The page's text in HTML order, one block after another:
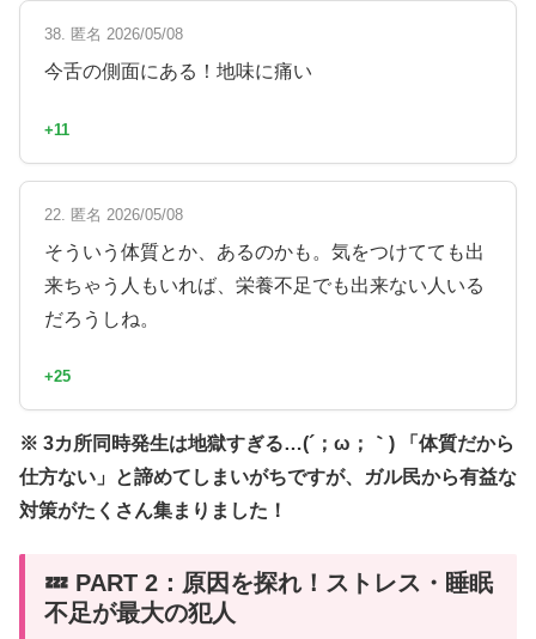
38. 匿名 2026/05/08
今舌の側面にある！地味に痛い
+11
22. 匿名 2026/05/08
そういう体質とか、あるのかも。気をつけてても出
来ちゃう人もいれば、栄養不足でも出来ない人いる
だろうしね。
+25
※ 3カ所同時発生は地獄すぎる…(´；ω；｀) 「体質だから
仕方ない」と諦めてしまいがちですが、ガル民から有益な
対策がたくさん集まりました！
💤 PART 2：原因を探れ！ストレス・睡眠
不足が最大の犯人